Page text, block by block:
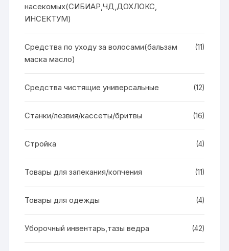
насекомых(СИБИАР,ЧД,ДОХЛОКС,
ИНСЕКТУМ)
Средства по уходу за волосами(бальзам
маска масло)
(11)
Средства чистящие универсальные (12)
Станки/лезвия/кассеты/бритвы (16)
Стройка (4)
Товары для запекания/копчения (11)
Товары для одежды (4)
Уборочный инвентарь,тазы ведра (42)